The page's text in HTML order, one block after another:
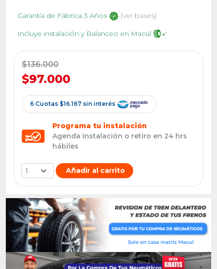
Garantía de Fábrica 3 Años (ver bases)
Incluye instalación y Balanceo en Macul
$136.000
$97.000
6 Cuotas $16.167 sin interés
Programa tu instalación
Agenda instalación o retiro en 24 hrs
hábiles
Añadir al carrito